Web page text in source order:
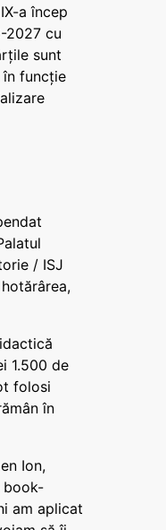
a încep
2027 cu
sunt
funcție
/ ISJ
1.500 de
folosi
în
Ion,
book-
am aplicat